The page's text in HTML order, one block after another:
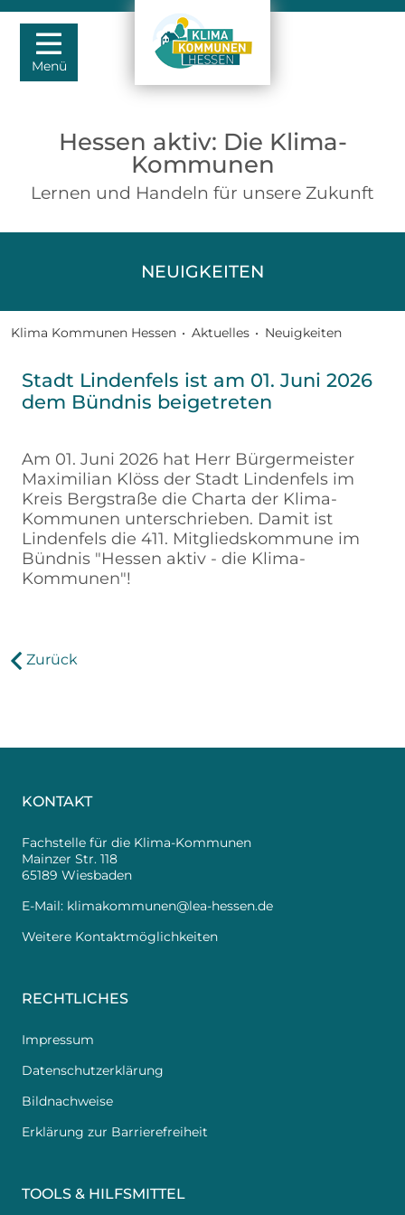
Menü
Hessen aktiv: Die Klima-
Kommunen
Lernen und Handeln für unsere Zukunft
NEUIGKEITEN
Klima Kommunen Hessen • Aktuelles • Neuigkeiten
Stadt Lindenfels ist am 01. Juni 2026
dem Bündnis beigetreten
Am 01. Juni 2026 hat Herr Bürgermeister
Maximilian Klöss der Stadt Lindenfels im
Kreis Bergstraße die Charta der Klima-
Kommunen unterschrieben. Damit ist
Lindenfels die 411. Mitgliedskommune im
Bündnis "Hessen aktiv - die Klima-
Kommunen"!
Zurück
KONTAKT
Fachstelle für die Klima-Kommunen
Mainzer Str. 118
65189 Wiesbaden
E-Mail: klimakommunen@lea-hessen.de
Weitere Kontaktmöglichkeiten
RECHTLICHES
Impressum
Datenschutzerklärung
Bildnachweise
Erklärung zur Barrierefreiheit
TOOLS & HILFSMITTEL